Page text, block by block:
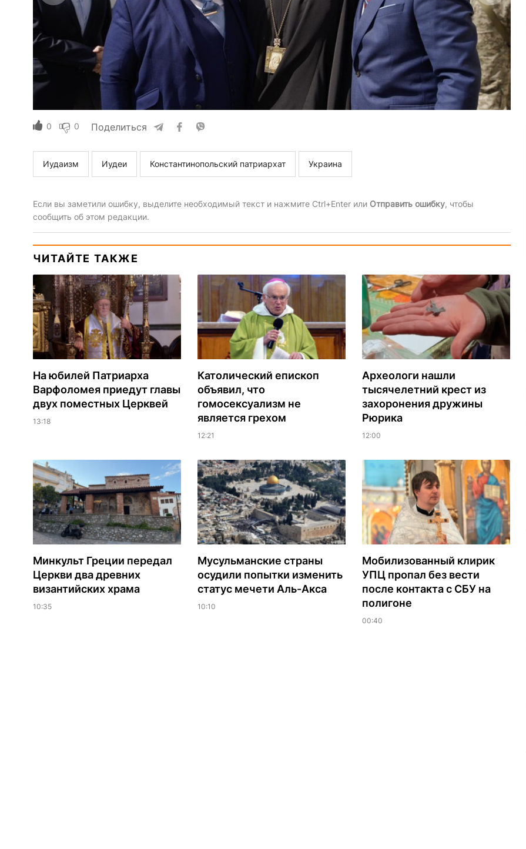
0 0 Поделиться
Иудаизм Иудеи Константинопольский патриархат Украина
Если вы заметили ошибку, выделите необходимый текст и нажмите Ctrl+Enter или Отправить ошибку, чтобы
сообщить об этом редакции.
ЧИТАЙТЕ ТАКЖЕ
На юбилей Патриарха
Варфоломея приедут главы
двух поместных Церквей
13:18
Католический епископ
объявил, что
гомосексуализм не
является грехом
12:21
Археологи нашли
тысячелетний крест из
захоронения дружины
Рюрика
12:00
Минкульт Греции передал
Церкви два древних
византийских храма
10:35
Мусульманские страны
осудили попытки изменить
статус мечети Аль-Акса
10:10
Мобилизованный клирик
УПЦ пропал без вести
после контакта с СБУ на
полигоне
00:40